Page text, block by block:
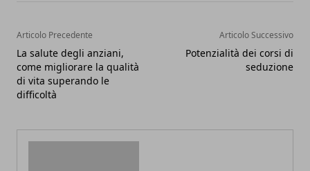
Articolo Precedente
La salute degli anziani,
come migliorare la qualità
di vita superando le
difficoltà
Articolo Successivo
Potenzialità dei corsi di
seduzione